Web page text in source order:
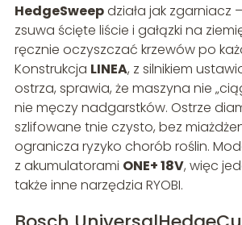
HedgeSweepdziała jak zgarniacz
zsuwa ścięte liście i gałązki na
ręcznie oczyszczać krzewów po
Konstrukcja LINEA, z silnikiem
ostrza, sprawia, że maszyna nie
nie męczy nadgarstków. Ostrze
szlifowane tnie czysto, bez
ogranicza ryzyko chorób roślin.
z akumulatorami ONE+ 18V, więc
także inne narzędzia RYOBI.